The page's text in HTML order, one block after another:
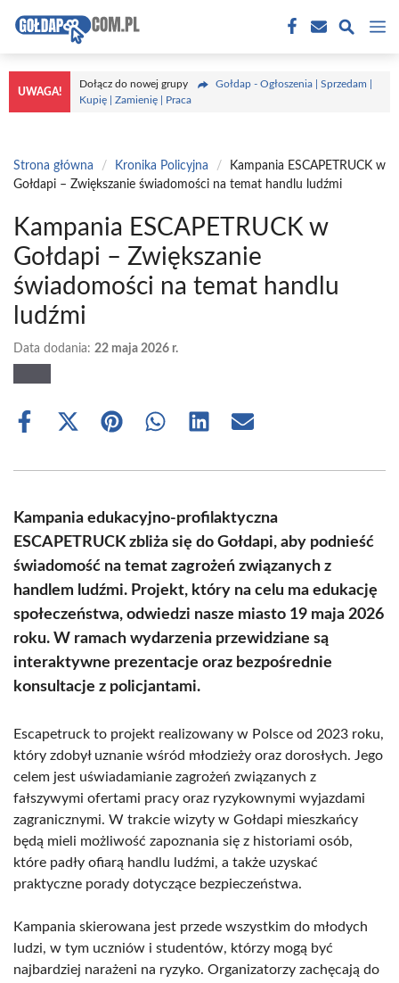
treści
UWAGA!
Dołącz do nowej grupy
Gołdap - Ogłoszenia | Sprzedam |
Kupię | Zamienię | Praca
Strona główna / Kronika Policyjna /
Kampania ESCAPETRUCK w
Gołdapi – Zwiększanie świadomości na temat handlu ludźmi
Kampania ESCAPETRUCK w
Gołdapi – Zwiększanie
świadomości na temat handlu
ludźmi
Data dodania: 22 maja 2026 r.
Share
Share
(Twitter)
Share Share Share Share
Kampania edukacyjno-profilaktyczna
ESCAPETRUCK zbliża się do Gołdapi, aby podnieść
świadomość na temat zagrożeń związanych z
handlem ludźmi. Projekt, który na celu ma edukację
społeczeństwa, odwiedzi nasze miasto 19 maja 2026
roku. W ramach wydarzenia przewidziane są
interaktywne prezentacje oraz bezpośrednie
konsultacje z policjantami.
Escapetruck to projekt realizowany w Polsce od 2023 roku,
który zdobył uznanie wśród młodzieży oraz dorosłych. Jego
celem jest uświadamianie zagrożeń związanych z
fałszywymi ofertami pracy oraz ryzykownymi wyjazdami
zagranicznymi. W trakcie wizyty w Gołdapi mieszkańcy
będą mieli możliwość zapoznania się z historiami osób,
które padły ofiarą handlu ludźmi, a także uzyskać
praktyczne porady dotyczące bezpieczeństwa.
Kampania skierowana jest przede wszystkim do młodych
ludzi, w tym uczniów i studentów, którzy mogą być
najbardziej narażeni na ryzyko. Organizatorzy zachęcają do